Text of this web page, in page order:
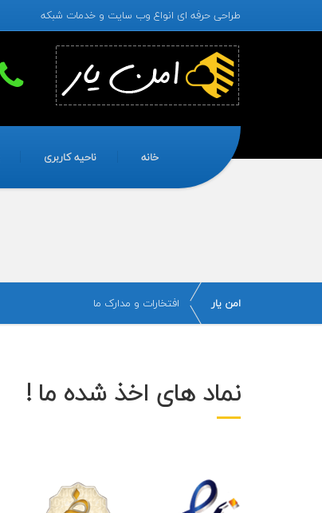
طراحی حرفه ای انواع وب سایت و خدمات شبکه
خانه ناحیه کاربری
امن یار افتخارات و مدارک ما
نماد های اخذ شده ما !